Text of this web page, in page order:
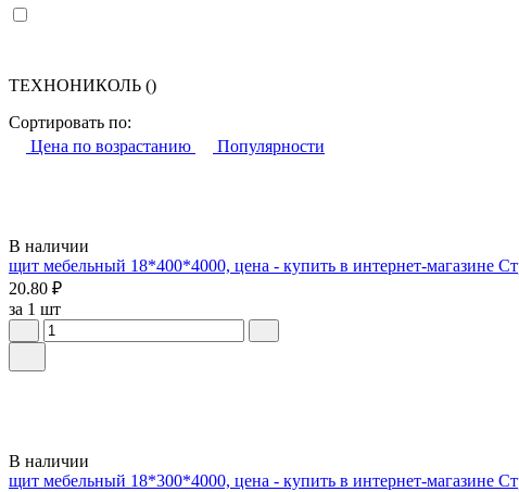
ТЕХНОНИКОЛЬ ()
Сортировать по:
Цена по возрастанию
Популярности
В наличии
щит мебельный 18*400*4000, цена - купить в интернет-магазине
20.80 ₽
за 1 шт
В наличии
щит мебельный 18*300*4000, цена - купить в интернет-магазине